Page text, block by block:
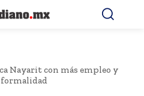
Nayarit con más empleo y